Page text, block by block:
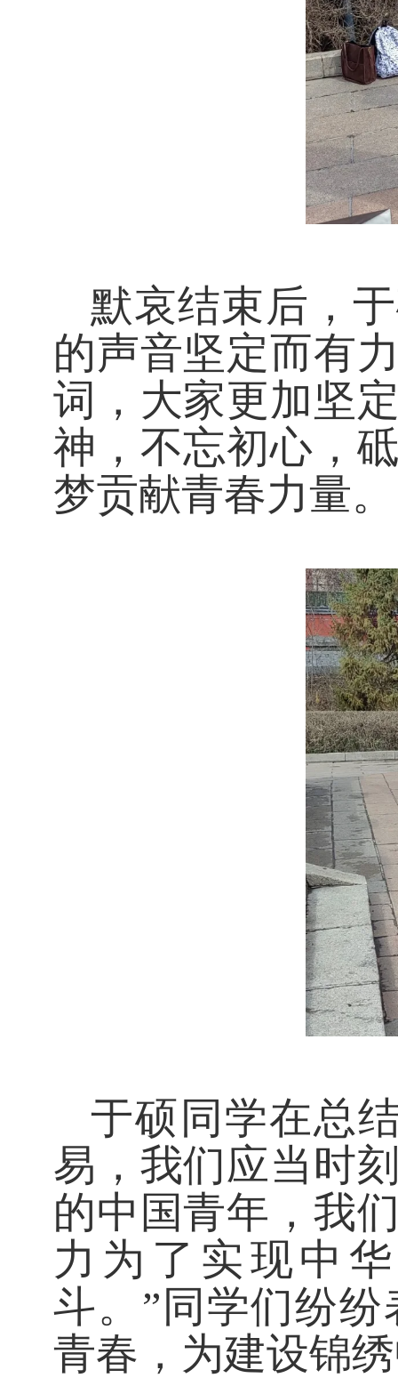
默哀结束后，
的声音坚定而有
词，大家更加坚
神，不忘初心，
梦贡献青春力量。
于硕同学在总
易，我们应当时
的中国青年，我
力为了实现中
斗。”同学们纷
青春，为建设锦